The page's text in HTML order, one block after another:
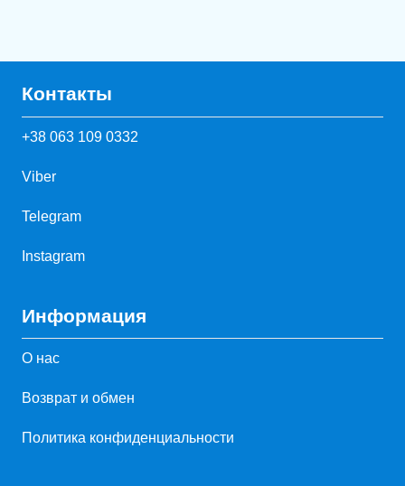
Контакты
+38 063 109 0332
Viber
Telegram
Instagram
Информация
О нас
Возврат и обмен
Политика конфиденциальности